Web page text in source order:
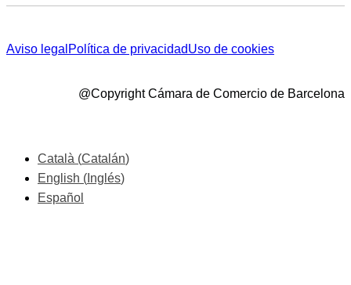
Aviso legal Política de privacidadUso de cookies
@Copyright Cámara de Comercio de Barcelona
Català (Catalán)
English ( Inglés)
Español